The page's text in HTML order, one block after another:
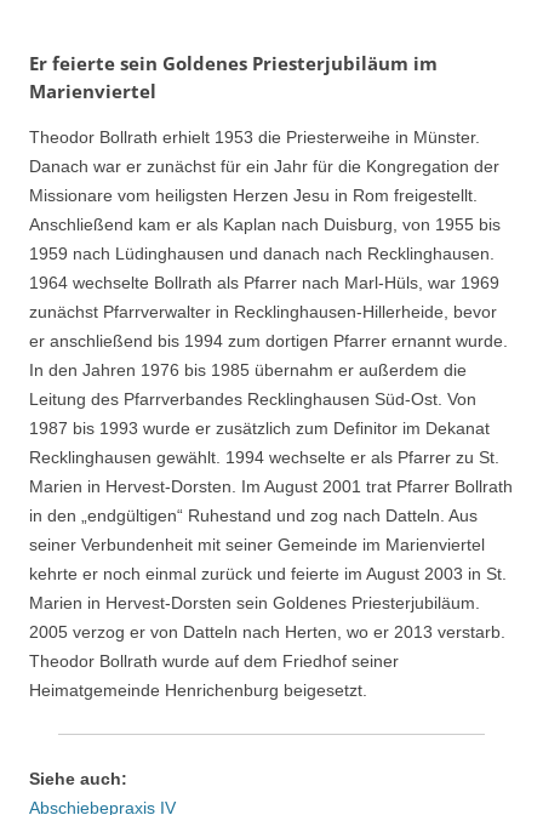
Er feierte sein Goldenes Priesterjubiläum im
Marienviertel
Theodor Bollrath erhielt 1953 die Priesterweihe in Münster.
Danach war er zunächst für ein Jahr für die Kongregation der
Missionare vom heiligsten Herzen Jesu in Rom freigestellt.
Anschließend kam er als Kaplan nach Duisburg, von 1955 bis
1959 nach Lüdinghausen und danach nach Recklinghausen.
1964 wechselte Bollrath als Pfarrer nach Marl-Hüls, war 1969
zunächst Pfarrverwalter in Recklinghausen-Hillerheide, bevor
er anschließend bis 1994 zum dortigen Pfarrer ernannt wurde.
In den Jahren 1976 bis 1985 übernahm er außerdem die
Leitung des Pfarrverbandes Recklinghausen Süd-Ost. Von
1987 bis 1993 wurde er zusätzlich zum Definitor im Dekanat
Recklinghausen gewählt. 1994 wechselte er als Pfarrer zu St.
Marien in Hervest-Dorsten. Im August 2001 trat Pfarrer Bollrath
in den „endgültigen“ Ruhestand und zog nach Datteln. Aus
seiner Verbundenheit mit seiner Gemeinde im Marienviertel
kehrte er noch einmal zurück und feierte im August 2003 in St.
Marien in Hervest-Dorsten sein Goldenes Priesterjubiläum.
2005 verzog er von Datteln nach Herten, wo er 2013 verstarb.
Theodor Bollrath wurde auf dem Friedhof seiner
Heimatgemeinde Henrichenburg beigesetzt.
Siehe auch:
Abschiebepraxis IV